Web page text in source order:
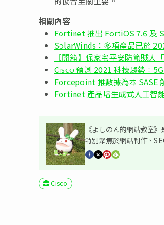
相關內容
Fortinet 推出 FortiOS 7.6 及
SolarWinds：多項產品已於
【開箱】保家宅平安防範賊
Cisco 預測 2021 科技趨勢：
Forcepoint 推數據為本
Fortinet 產品增生成式人工智
《よしのん的網站教室
特別聚焦於網站制作、
Cisco